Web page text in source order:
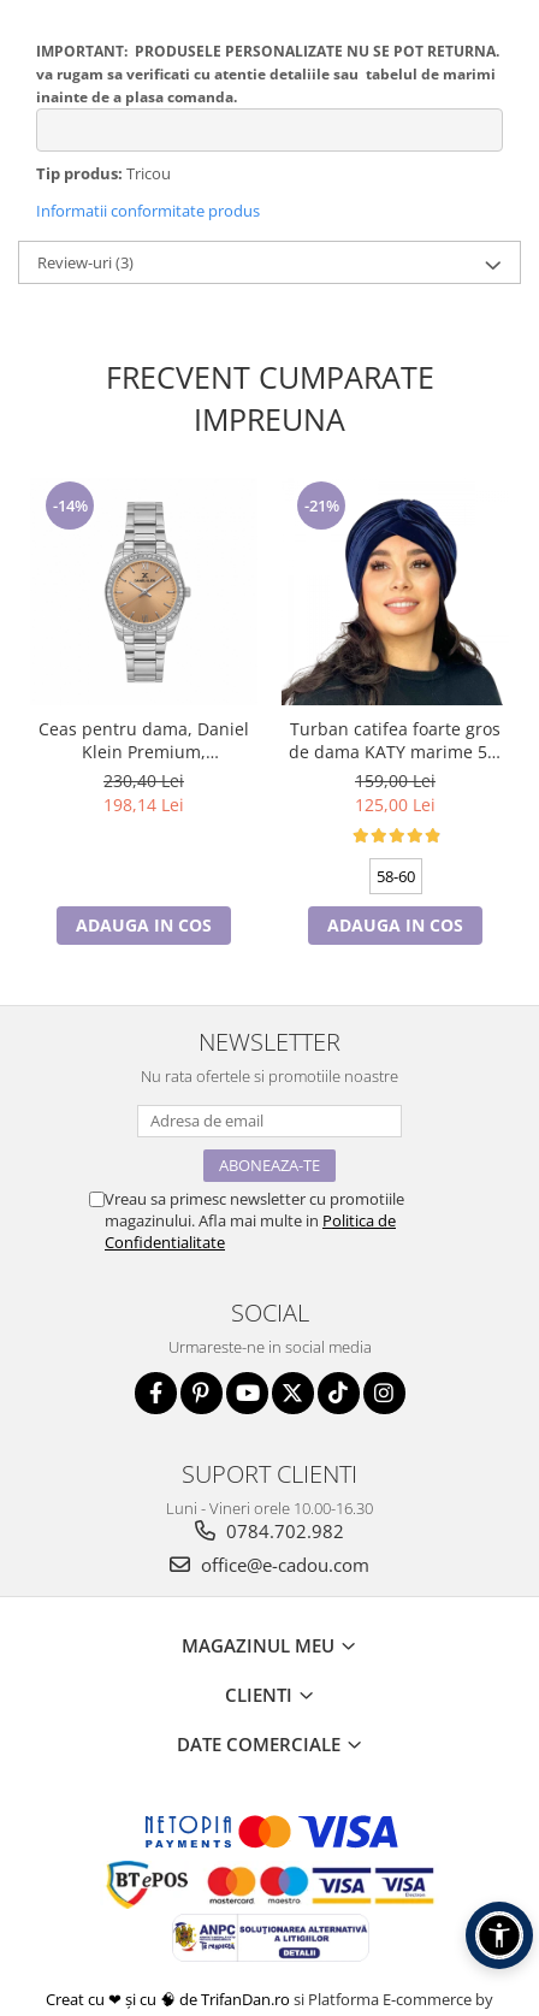
IMPORTANT: PRODUSELE PERSONALIZATE NU SE POT RETURNA.
va rugam sa verificati cu atentie detaliile sau tabelul de marimi
inainte de a plasa comanda.
Tip produs: Tricou
Informatii conformitate produs
Review-uri(3)
FRECVENT CUMPARATE
IMPREUNA
-14%
Ceas pentru dama, Daniel
Klein Premium,
DK.1.13767.4
230,40 Lei
198,14 Lei
ADAUGA IN COS
-21%
Turban catifea foarte gros
de dama KATY marime 58-
60, captuseala polar,
culoare bleomarin
159,00 Lei
125,00 Lei
58-60
ADAUGA IN COS
NEWSLETTER
Nu rata ofertele si promotiile noastre
Vreau sa primesc newsletter cu promotiile
magazinului. Afla mai multe in Politica de
Confidentialitate
SOCIAL
Urmareste-ne in social media
SUPORT CLIENTI
Luni - Vineri orele 10.00-16.30
0784.702.982
office@e-cadou.com
MAGAZINUL MEU
CLIENTI
DATE COMERCIALE
Creat cu ❤ și cu 🧠 de TrifanDan.ro si Platforma E-commerce by